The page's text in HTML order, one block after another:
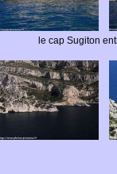
le cap Sugiton